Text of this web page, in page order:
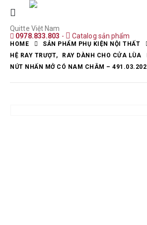
Quitte Việt Nam
0978.833.803 - Catalog sản phẩm
HOME
SẢN PHẨM PHỤ KIỆN NỘI THẤT
HỆ RAY TRƯỢT,
RAY DÀNH CHO CỬA LÙA
NÚT NHẤN MỞ CÓ NAM CHÂM – 491.03.202